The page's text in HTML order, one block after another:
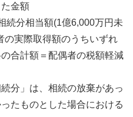
金額
続分相当額(1億6,000万円未
の実際取得額のうちいずれ
合計額＝配偶者の税額軽減
分」は、相続の放棄があっ
たものとした場合における